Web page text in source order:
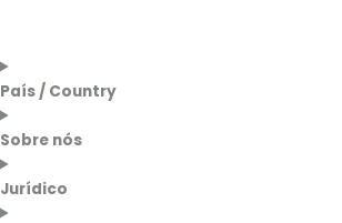
País / Country
Sobre nós
Jurídico